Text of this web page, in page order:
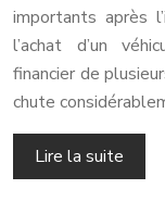
importants après
l’achat d’un
financier de
chute
Lire la suite